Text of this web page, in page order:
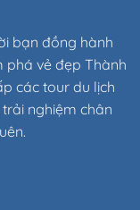
bạn đồng hành
phá vẻ đẹp Thành
các tour du lịch
nghiệm chân